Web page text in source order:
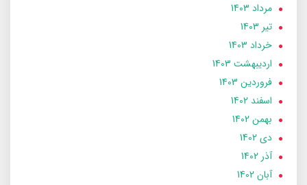
مرداد 1403
تير 1403
خرداد 1403
ارديبهشت 1403
فروردین 1403
اسفند 1402
بهمن 1402
دی 1402
آذر 1402
آبان 1402